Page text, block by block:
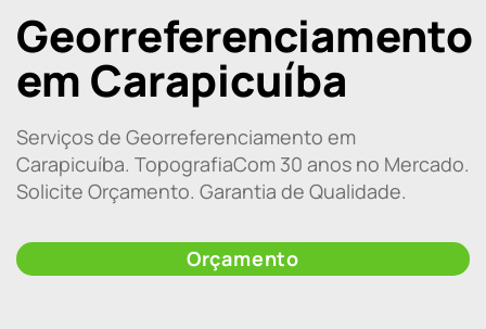
Georreferenciamento
em Carapicuíba
Serviços de Georreferenciamento em
Carapicuíba. TopografiaCom 30 anos no Mercado.
Solicite Orçamento. Garantia de Qualidade.
Orçamento